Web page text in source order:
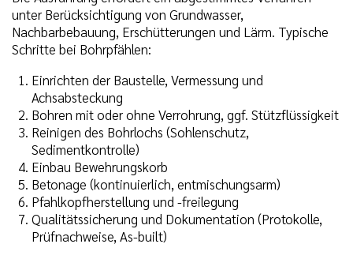
unter Berücksichtigung von Grundwasser,
Nachbarbebauung, Erschütterungen und Lärm. Typische
Schritte bei Bohrpfählen:
Einrichten der Baustelle, Vermessung und
Achsabsteckung
Bohren mit oder ohne Verrohrung, ggf. Stützflüssigkeit
Reinigen des Bohrlochs (Sohlenschutz,
Sedimentkontrolle)
Einbau Bewehrungskorb
Betonage (kontinuierlich, entmischungsarm)
Pfahlkopfherstellung und -freilegung
Qualitätssicherung und Dokumentation (Protokolle,
Prüfnachweise, As-built)